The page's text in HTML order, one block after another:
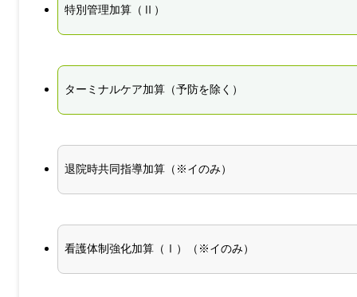
特別管理加算（Ⅱ）
ターミナルケア加算（予防を除く）
退院時共同指導加算（※イのみ）
看護体制強化加算（Ⅰ）（※イのみ）